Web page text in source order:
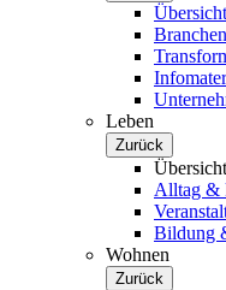
Übersicht
Branchen
Leben
Zurück
Übersicht
Alltag &
Bildung
Wohnen
Zurück